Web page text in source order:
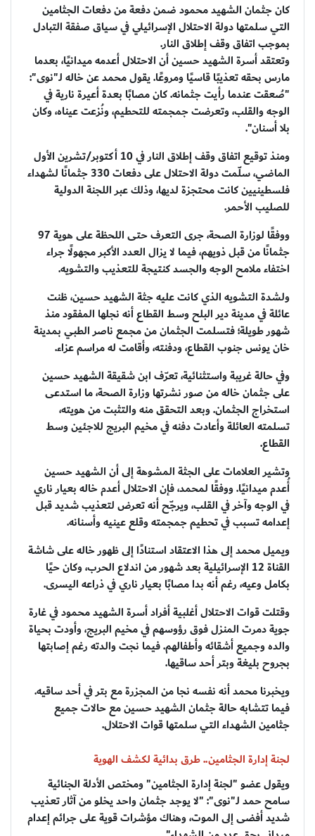
كان جثمان الشهيد محمود ضمن دفعة من دفعات الجثامين
التي سلمتها دولة الاحتلال الإسرائيلي في سياق صفقة التبادل
بموجب اتفاق وقف إطلاق النار.
وتعتقد أسرة الشهيد حسين أن الاحتلال أعدمه ميدانيًا، بعدما
مارس بحقه تعذيبًا قاسيًا ومروعًا. يقول محمد عن خاله لـ"نوى":
"صُعقت عندما رأيت جثمانه. كان مصابًا بعدة أعيرة نارية في
الوجه والقلب، وتعرضت جمجمته للتحطيم، ونُزعت عيناه، وكان
بلا أسنان".
ومنذ توقيع اتفاق وقف إطلاق النار في 10 أكتوبر/تشرين الأول
الماضي، سلّمت دولة الاحتلال على دفعات 330 جثمانًا لشهداء
فلسطينيين كانت محتجزة لديها، وذلك عبر اللجنة الدولية
للصليب الأحمر.
ووفقًا لوزارة الصحة، جرى التعرف حتى اللحظة على هوية 97
جثمانًا من قبل ذويهم، فيما لا يزال العدد الأكبر مجهولًا جراء
اختفاء ملامح الوجه والجسد كنتيجة للتعذيب والتشويه.
ولشدة التشويه الذي كانت عليه جثة الشهيد حسين، ظنت
عائلة في مدينة دير البلح وسط القطاع أنه نجلها المفقود منذ
شهور طويلة؛ فتسلمت الجثمان من مجمع ناصر الطبي بمدينة
خان يونس جنوب القطاع، ودفنته، وأقامت له مراسم عزاء.
وفي حالة غريبة واستثنائية، تعرّف ابن شقيقة الشهيد حسين
على جثمان خاله من صور نشرتها وزارة الصحة، ما استدعى
استخراج الجثمان. وبعد التحقق منه والتثبت من هويته،
تسلمته العائلة وأعادت دفنه في مخيم البريج للاجئين وسط
القطاع.
وتشير العلامات على الجثة المشوهة إلى أن الشهيد حسين
أُعدم ميدانيًا. ووفقًا لمحمد، فإن الاحتلال أعدم خاله بعيار ناري
في الوجه وآخر في القلب، ويرجّح أنه تعرض لتعذيب شديد قبل
إعدامه تسبب في تحطيم جمجمته وقلع عينيه وأسنانه.
ويميل محمد إلى هذا الاعتقاد استنادًا إلى ظهور خاله على شاشة
القناة 12 الإسرائيلية بعد شهور من اندلاع الحرب، وكان حيًا
بكامل وعيه، رغم أنه بدا مصابًا بعيار ناري في ذراعه اليسرى.
وقتلت قوات الاحتلال أغلبية أفراد أسرة الشهيد محمود في غارة
جوية دمرت المنزل فوق رؤوسهم في مخيم البريج، وأودت بحياة
والده وجميع أشقائه وأطفالهم. فيما نجت والدته رغم إصابتها
بجروح بليغة وبتر أحد ساقيها.
ويخبرنا محمد أنه نفسه نجا من المجزرة مع بتر في أحد ساقيه.
فيما تتشابه حالة جثمان الشهيد حسين مع حالات جميع
جثامين الشهداء التي سلمتها قوات الاحتلال.
لجنة إدارة الجثامين.. طرق بدائية لكشف الهوية
ويقول عضو "لجنة إدارة الجثامين" ومختص الأدلة الجنائية
سامح حمد لـ"نوى": "لا يوجد جثمان واحد يخلو من آثار تعذيب
شديد أفضى إلى الموت، وهناك مؤشرات قوية على جرائم إعدام